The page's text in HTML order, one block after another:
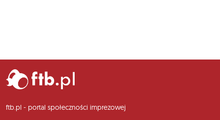
ftb.pl - portal społeczności imprezowej